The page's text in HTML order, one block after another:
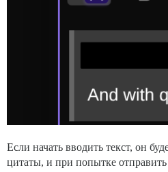
Если начать вводить текст, он
цитаты, и при попытке